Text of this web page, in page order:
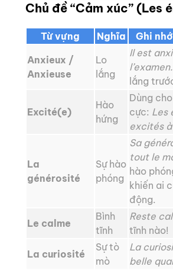
Chủ đề “Cảm xúc” (Les
Từ vựng Nghĩa
Ghi
Anxieux /
Anxieuse
Lo
lắng
Il est
l’examen.
lắng
Excité(e)
Hào
hứng
Dùng
cực: Les
excités
La
générosité
Sự hào
phóng
Sa
tout le
hào
khiến ai
động.
Le calme
Bình
tĩnh
Reste
tĩnh nào!
La curiosité
Sự tò
mò
La
belle